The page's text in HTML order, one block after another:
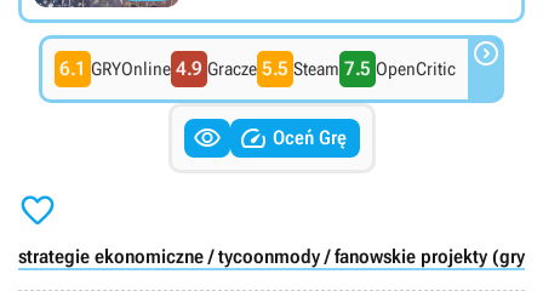
6.1 GRYOnline 4.9 Gracze 5.5 Steam 7.5 OpenCritic 
  Oceń Grę

strategie ekonomiczne / tycoonmody / fanowskie projekty (gry)